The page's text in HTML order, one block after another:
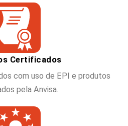
Certificados
com uso de EPI e produtos
pela Anvisa.